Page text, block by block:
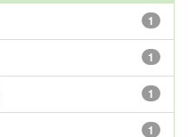
1
1
1
1